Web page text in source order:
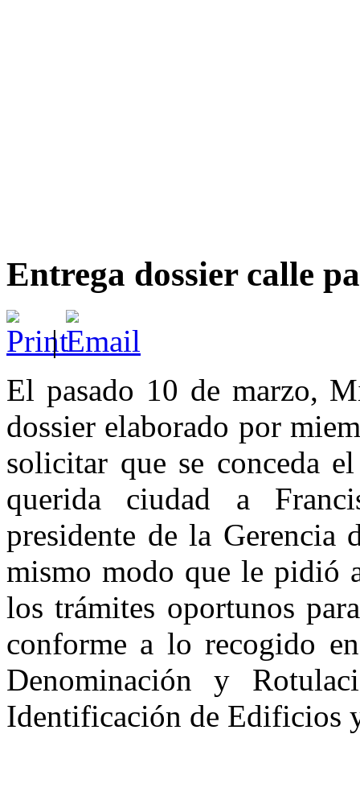
Entrega dossier calle
|
El pasado 10 de marzo,
dossier elaborado por
solicitar que se conceda
querida ciudad a
presidente de la Gerencia
mismo modo que le pidió
los trámites oportunos
conforme a lo recogido
Denominación y
Identificación de Edificios